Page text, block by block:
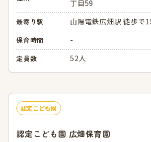
丁目59
最寄り駅 山陽電鉄広畑駅 徒歩で
保育時間 -
定員数 52人
認定こども園
認定こども園 広畑保育園